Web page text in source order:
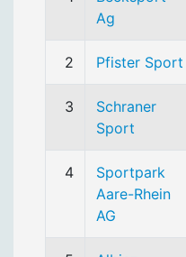
Ag
2 Pfister Sport
3
Schraner
Sport
4
Sportpark
Aare-Rhein
AG